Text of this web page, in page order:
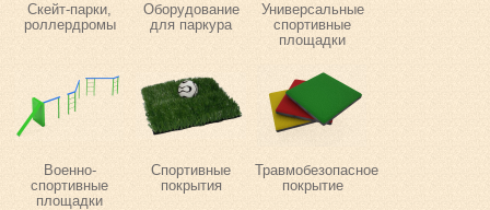
Скейт-парки,
роллердромы
Оборудование
для паркура
Универсальные
спортивные
площадки
Военно-
спортивные
площадки
Спортивные
покрытия
Травмобезопасное
покрытие